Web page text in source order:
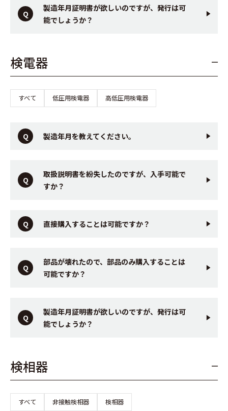
製造年月証明書が欲しいのですが、発行は可
能でしょうか？
検電器
すべて 低圧用検電器 高低圧用検電器
製造年月を教えてください。
取扱説明書を紛失したのですが、入手可能で
すか？
直接購入することは可能ですか？
部品が壊れたので、部品のみ購入することは
可能ですか？
製造年月証明書が欲しいのですが、発行は可
能でしょうか？
検相器
すべて 非接触検相器 検相器